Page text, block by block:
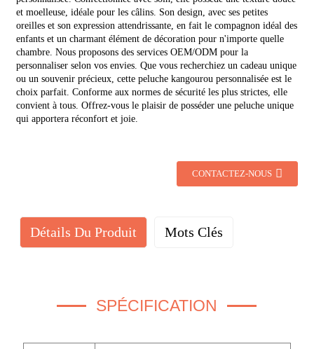
et moelleuse, idéale pour les câlins. Son design, avec ses petites
oreilles et son expression attendrissante, en fait le compagnon idéal des
enfants et un charmant élément de décoration pour n'importe quelle
chambre. Nous proposons des services OEM/ODM pour la
personnaliser selon vos envies. Que vous recherchiez un cadeau unique
ou un souvenir précieux, cette peluche kangourou personnalisée est le
choix parfait. Conforme aux normes de sécurité les plus strictes, elle
convient à tous. Offrez-vous le plaisir de posséder une peluche unique
qui apportera réconfort et joie.
CONTACTEZ-NOUS
Détails Du Produit Mots Clés
SPÉCIFICATION